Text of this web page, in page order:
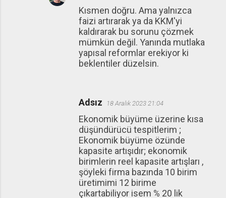
Kısmen doğru. Ama yalnızca
faizi artırarak ya da KKM'yi
kaldırarak bu sorunu çözmek
mümkün değil. Yanında mutlaka
yapısal reformlar erekiyor ki
beklentiler düzelsin.
Adsız 18 Aralık 2023 21:04
Ekonomik büyüme üzerine kısa
düşündürücü tespitlerim ;
Ekonomik büyüme özünde
kapasite artışıdır; ekonomik
birimlerin reel kapasite artışları ,
şöyleki firma bazında 10 birim
üretimimi 12 birime
çıkartabiliyor isem % 20 lik